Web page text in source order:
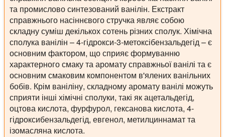
та промислово синтезований ванілін. Екстракт
справжнього насіннєвого стручка являє собою
складну суміш декількох сотень різних сполук. Хімічна
сполука ванілін – 4-гідрокси-3-метоксібензальдегід – є
основним фактором, що сприяє формуванню
характерного смаку та аромату справжньої ванілі та є
основним смаковим компонентом в'ялених ванільних
бобів. Крім ваніліну, складному аромату ванілі можуть
сприяти інші хімічні сполуки, такі як ацетальдегід,
оцтова кислота, фурфурол, гексанова кислота, 4-
гідроксибензальдегід, евгенол, метилциннамат та
ізомасляна кислота.